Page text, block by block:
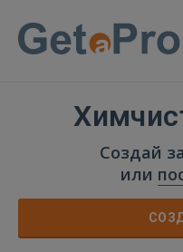
Создай
или